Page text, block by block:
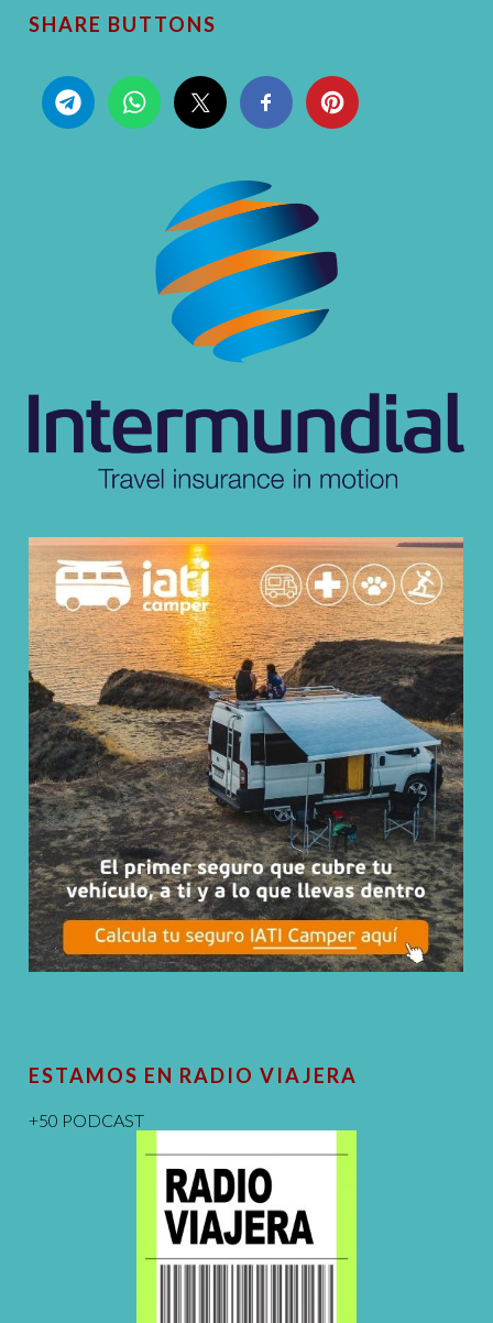
SHARE BUTTONS
ESTAMOS EN RADIO VIAJERA
+50 PODCAST